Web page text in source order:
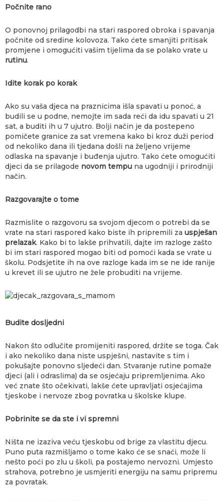
Počnite rano
O ponovnoj prilagodbi na stari raspored obroka i spavanja
počnite od sredine kolovoza. Tako ćete smanjiti pritisak
promjene i omogućiti vašim tijelima da se polako vrate u
rutinu.
Idite korak po korak
Ako su vaša djeca na praznicima išla spavati u ponoć, a
budili se u podne, nemojte im sada reći da idu spavati u 21
sat, a buditi ih u 7 ujutro. Bolji način je da postepeno
pomičete granice za sat vremena kako bi kroz duži period
od nekoliko dana ili tjedana došli na željeno vrijeme
odlaska na spavanje i buđenja ujutro. Tako ćete omogućiti
djeci da se prilagode novom tempu na ugodniji i prirodniji
način.
Razgovarajte o tome
Razmislite o razgovoru sa svojom djecom o potrebi da se
vrate na stari raspored kako biste ih pripremili za uspješan
prelazak. Kako bi to lakše prihvatili, dajte im razloge zašto
bi im stari raspored mogao biti od pomoći kada se vrate u
školu. Podsjetite ih na ove razloge kada im se ne ide ranije
u krevet ili se ujutro ne žele probuditi na vrijeme.
Budite dosljedni
Nakon što odlučite promijeniti raspored, držite se toga. Čak
i ako nekoliko dana niste uspješni, nastavite s tim i
pokušajte ponovno sljedeći dan. Stvaranje rutine pomaže
djeci (ali i odraslima) da se osjećaju pripremljenima. Ako
već znate što očekivati, lakše ćete upravljati osjećajima
tjeskobe i nervoze zbog povratka u školske klupe.
Pobrinite se da ste i vi spremni
Ništa ne izaziva veću tjeskobu od brige za vlastitu djecu.
Puno puta razmišljamo o tome kako će se snaći, može li
nešto poći po zlu u školi, pa postajemo nervozni. Umjesto
strahova, potrebno je usmjeriti energiju na samu pripremu
za povratak.